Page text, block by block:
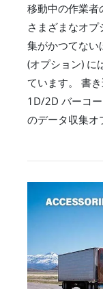
移動中の作業者
さまざまなオ
集がかつてない
(オプション) に
ています。 書
1D/2D バーコ
のデータ収集オ